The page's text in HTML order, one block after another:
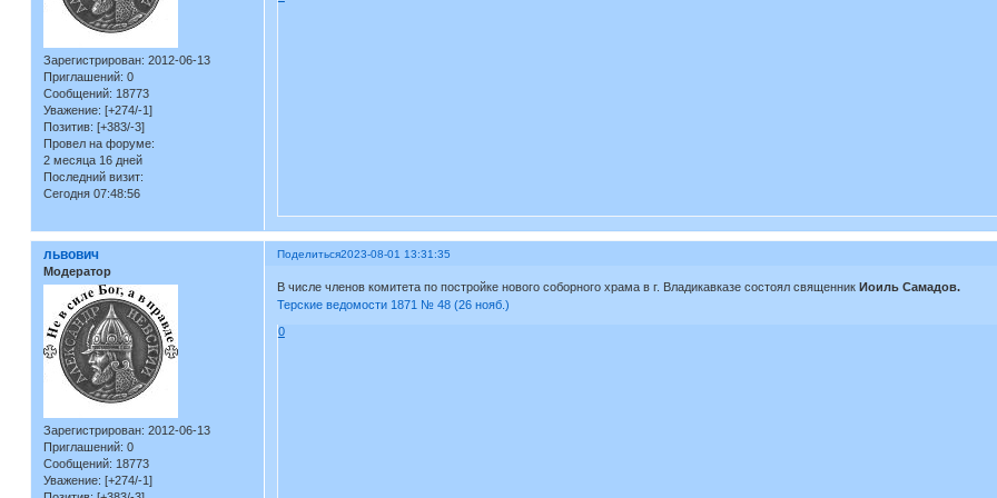
Зарегистрирован: 2012-06-13
Приглашений: 0
Сообщений: 18773
Уважение: [+274/-1]
Позитив: [+383/-3]
Провел на форуме:
2 месяца 16 дней
Последний визит:
Сегодня 07:48:56
Поделиться2023-08-01 13:31:35
львович
Модератор
Зарегистрирован: 2012-06-13
Приглашений: 0
Сообщений: 18773
Уважение: [+274/-1]
В числе членов комитета по постройке нового соборного храма в г. Владикавказе состоял священник Иоиль Самадов.
Терские ведомости 1871 № 48 (26 нояб.)
0